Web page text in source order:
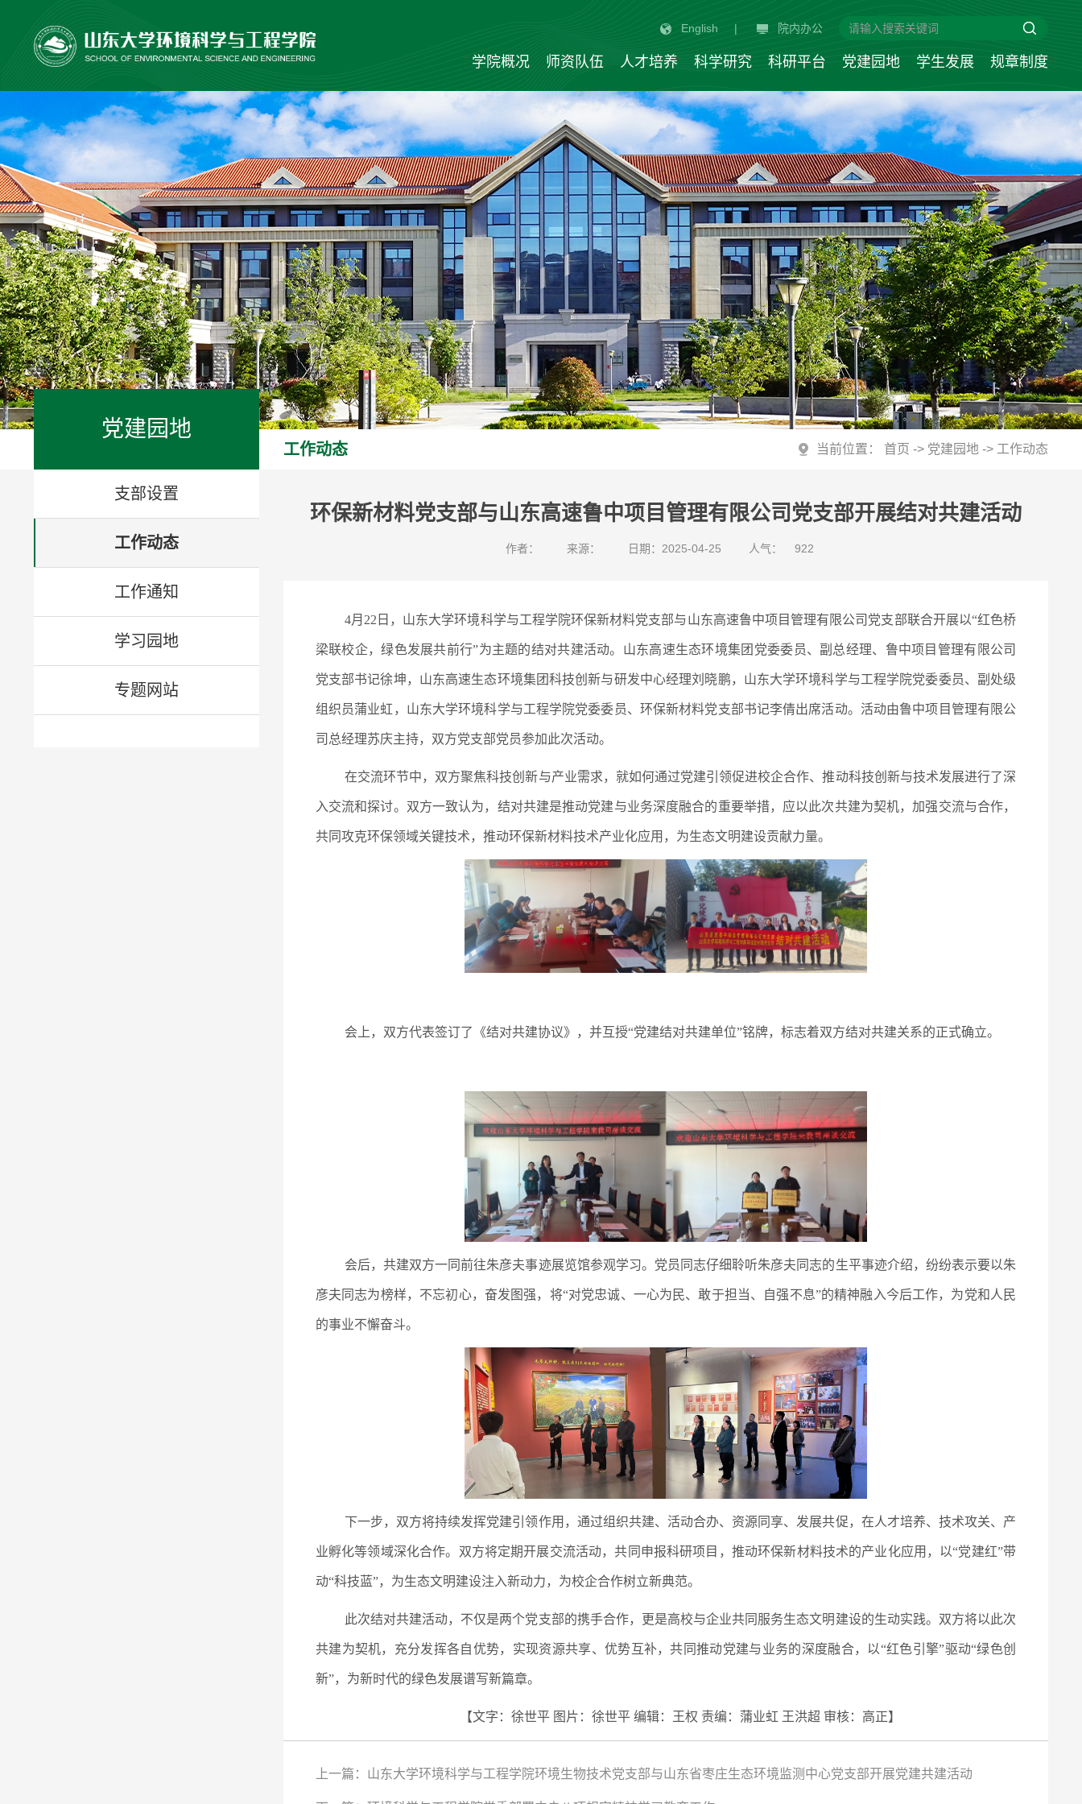
English | 院内办公
学院概况 师资队伍 人才培养 科学研究 科研平台 党建园地 学生发展 规章制度
党建园地
支部设置
工作动态
工作通知
学习园地
专题网站
工作动态 当前位置： 首页 -> 党建园地 -> 工作动态
环保新材料党支部与山东高速鲁中项目管理有限公司党支部开展结对共建活动
作者： 来源： 日期：2025-04-25 人气： 922
4月22日，山东大学环境科学与工程学院环保新材料党支部与山东高速鲁中项目管理有限公司党支部联合开展以“红色桥
梁联校企，绿色发展共前行”为主题的结对共建活动。山东高速生态环境集团党委委员、副总经理、鲁中项目管理有限公司
党支部书记徐坤，山东高速生态环境集团科技创新与研发中心经理刘晓鹏，山东大学环境科学与工程学院党委委员、副处级
组织员蒲业虹，山东大学环境科学与工程学院党委委员、环保新材料党支部书记李倩出席活动。活动由鲁中项目管理有限公
司总经理苏庆主持，双方党支部党员参加此次活动。
在交流环节中，双方聚焦科技创新与产业需求，就如何通过党建引领促进校企合作、推动科技创新与技术发展进行了深
入交流和探讨。双方一致认为，结对共建是推动党建与业务深度融合的重要举措，应以此次共建为契机，加强交流与合作，
共同攻克环保领域关键技术，推动环保新材料技术产业化应用，为生态文明建设贡献力量。
会上，双方代表签订了《结对共建协议》，并互授“党建结对共建单位”铭牌，标志着双方结对共建关系的正式确立。
会后，共建双方一同前往朱彦夫事迹展览馆参观学习。党员同志仔细聆听朱彦夫同志的生平事迹介绍，纷纷表示要以朱
彦夫同志为榜样，不忘初心，奋发图强，将“对党忠诚、一心为民、敢于担当、自强不息”的精神融入今后工作，为党和人民
的事业不懈奋斗。
下一步，双方将持续发挥党建引领作用，通过组织共建、活动合办、资源同享、发展共促，在人才培养、技术攻关、产
业孵化等领域深化合作。双方将定期开展交流活动，共同申报科研项目，推动环保新材料技术的产业化应用，以“党建红”带
动“科技蓝”，为生态文明建设注入新动力，为校企合作树立新典范。
此次结对共建活动，不仅是两个党支部的携手合作，更是高校与企业共同服务生态文明建设的生动实践。双方将以此次
共建为契机，充分发挥各自优势，实现资源共享、优势互补，共同推动党建与业务的深度融合，以“红色引擎”驱动“绿色创
新”，为新时代的绿色发展谱写新篇章。
【文字：徐世平 图片：徐世平 编辑：王权 责编：蒲业虹 王洪超 审核：高正】
上一篇：山东大学环境科学与工程学院环境生物技术党支部与山东省枣庄生态环境监测中心党支部开展党建共建活动